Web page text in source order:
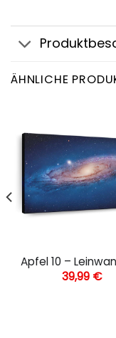
ÄHNLICHE
Apfel 10 –
39,99 €